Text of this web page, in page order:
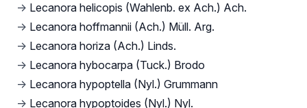
→ Lecanora helicopis (Wahlenb. ex Ach.) Ach.
→ Lecanora hoffmannii (Ach.) Müll. Arg.
→ Lecanora horiza (Ach.) Linds.
→ Lecanora hybocarpa (Tuck.) Brodo
→ Lecanora hypoptella (Nyl.) Grummann
→ Lecanora hypoptoides (Nyl.) Nyl.